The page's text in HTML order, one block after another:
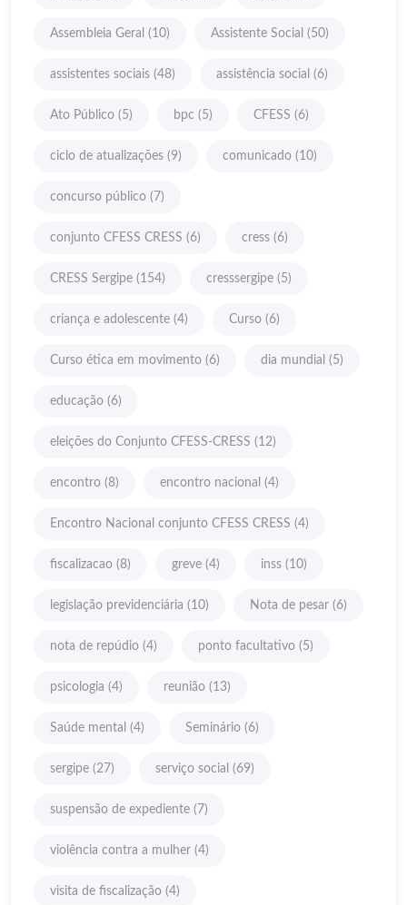
Assembleia Geral (10) Assistente Social (50)
assistentes sociais (48) assistência social (6)
Ato Público (5) bpc (5) CFESS (6)
ciclo de atualizações (9) comunicado (10)
concurso público (7)
conjunto CFESS CRESS (6) cress (6)
CRESS Sergipe (154) cresssergipe (5)
criança e adolescente (4) Curso (6)
Curso ética em movimento (6) dia mundial (5)
educação (6)
eleições do Conjunto CFESS-CRESS (12)
encontro (8) encontro nacional (4)
Encontro Nacional conjunto CFESS CRESS (4)
fiscalizacao (8) greve (4) inss (10)
legislação previdenciária (10) Nota de pesar (6)
nota de repúdio (4) ponto facultativo (5)
psicologia (4) reunião (13)
Saúde mental (4) Seminário (6)
sergipe (27) serviço social (69)
suspensão de expediente (7)
violência contra a mulher (4)
visita de fiscalização (4)